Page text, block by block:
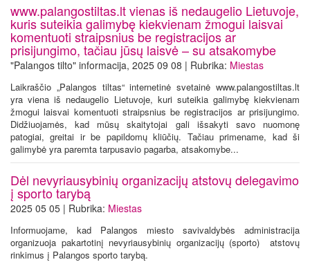
www.palangostiltas.lt vienas iš nedaugelio Lietuvoje,
kuris suteikia galimybę kiekvienam žmogui laisvai
komentuoti straipsnius be registracijos ar
prisijungimo, tačiau jūsų laisvė – su atsakomybe
"Palangos tilto" informacija, 2025 09 08 | Rubrika: Miestas
Laikraščio „Palangos tiltas“ internetinė svetainė www.palangostiltas.lt
yra viena iš nedaugelio Lietuvoje, kuri suteikia galimybę kiekvienam
žmogui laisvai komentuoti straipsnius be registracijos ar prisijungimo.
Didžiuojamės, kad mūsų skaitytojai gali išsakyti savo nuomonę
patogiai, greitai ir be papildomų kliūčių. Tačiau primename, kad ši
galimybė yra paremta tarpusavio pagarba, atsakomybe...
Dėl nevyriausybinių organizacijų atstovų delegavimo
į sporto tarybą
2025 05 05 | Rubrika: Miestas
Informuojame, kad Palangos miesto savivaldybės administracija
organizuoja pakartotinį nevyriausybinių organizacijų (sporto) atstovų
rinkimus į Palangos sporto tarybą.